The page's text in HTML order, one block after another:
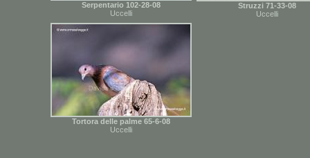
Serpentario 102-28-08
Uccelli
Struzzi 71-33-08
Uccelli
Tortora delle palme 65-6-08
Uccelli